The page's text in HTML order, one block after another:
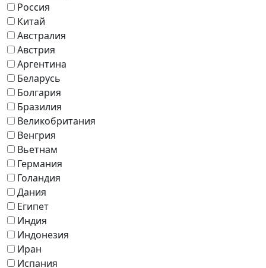
Россия
Китай
Австралия
Австрия
Аргентина
Беларусь
Болгария
Бразилия
Великобритания
Венгрия
Вьетнам
Германия
Голандия
Дания
Египет
Индия
Индонезия
Иран
Испания